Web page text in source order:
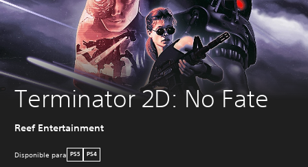
Terminator 2D: No Fate
Reef Entertainment
Disponible para PS5 PS4